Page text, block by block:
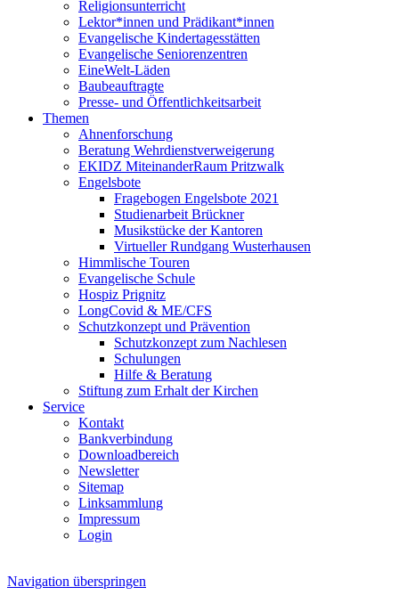
Religionsunterricht
Lektor*innen und Prädikant*innen
Evangelische Kindertagesstätten
Evangelische Seniorenzentren
EineWelt-Läden
Baubeauftragte
Presse- und Öffentlichkeitsarbeit
Themen
Ahnenforschung
Beratung Wehrdienstverweigerung
EKIDZ MiteinanderRaum Pritzwalk
Engelsbote
Fragebogen Engelsbote 2021
Studienarbeit Brückner
Musikstücke der Kantoren
Virtueller Rundgang Wusterhausen
Himmlische Touren
Evangelische Schule
Hospiz Prignitz
LongCovid & ME/CFS
Schutzkonzept und Prävention
Schutzkonzept zum Nachlesen
Schulungen
Hilfe & Beratung
Stiftung zum Erhalt der Kirchen
Service
Kontakt
Bankverbindung
Downloadbereich
Newsletter
Sitemap
Linksammlung
Impressum
Login
Navigation überspringen